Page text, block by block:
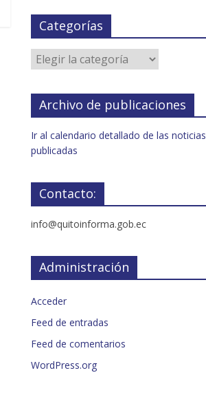
Categorías
Archivo de publicaciones
Ir al calendario detallado de las noticias
publicadas
Contacto:
info@quitoinforma.gob.ec
Administración
Acceder
Feed de entradas
Feed de comentarios
WordPress.org